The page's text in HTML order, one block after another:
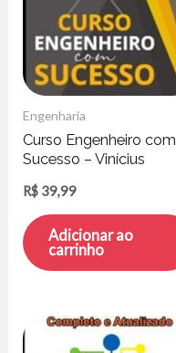
Engenharia
Curso Engenheiro com
Sucesso – Vinícius
R$ 39,99
Adicionar ao
carrinho